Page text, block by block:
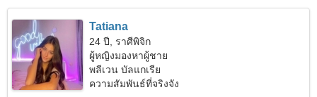
Tatiana
24 ปี, ราศีพิจิก
ผู้หญิงมองหาผู้ชาย
พลีเวน บัลแกเรีย
ความสัมพันธ์ที่จริงจัง